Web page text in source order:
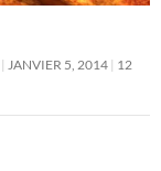
JANVIER 5, 2014 12